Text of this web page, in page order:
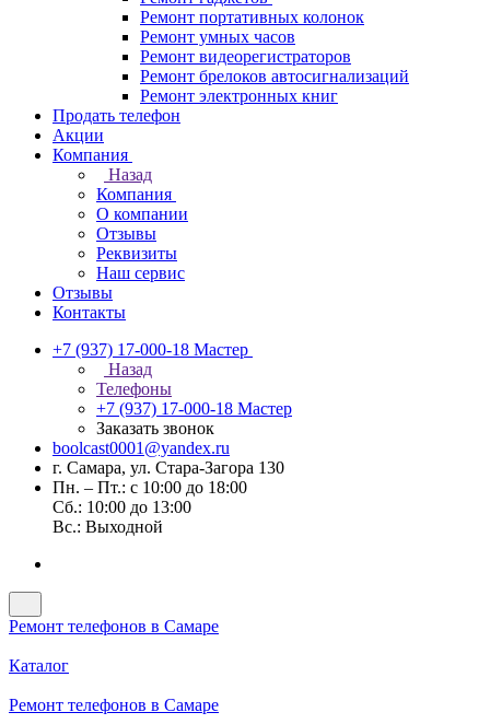
Ремонт портативных колонок
Ремонт умных часов
Ремонт видеорегистраторов
Ремонт брелоков автосигнализаций
Ремонт электронных книг
Продать телефон
Акции
Компания
Назад
Компания
О компании
Отзывы
Реквизиты
Наш сервис
Отзывы
Контакты
+7 (937) 17-000-18 Мастер
Назад
Телефоны
+7 (937) 17-000-18 Мастер
Заказать звонок
boolcast0001@yandex.ru
г. Самара, ул. Стара-Загора 130
Пн. – Пт.: с 10:00 до 18:00
Сб.: 10:00 до 13:00
Вс.: Выходной
Ремонт телефонов в Самаре
Каталог
Ремонт телефонов в Самаре